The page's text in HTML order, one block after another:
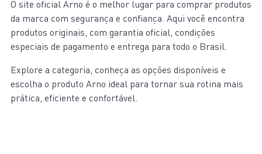
O site oficial Arno é o melhor lugar para comprar produtos
da marca com segurança e confiança. Aqui você encontra
produtos originais, com garantia oficial, condições
especiais de pagamento e entrega para todo o Brasil.
Explore a categoria, conheça as opções disponíveis e
escolha o produto Arno ideal para tornar sua rotina mais
prática, eficiente e confortável.